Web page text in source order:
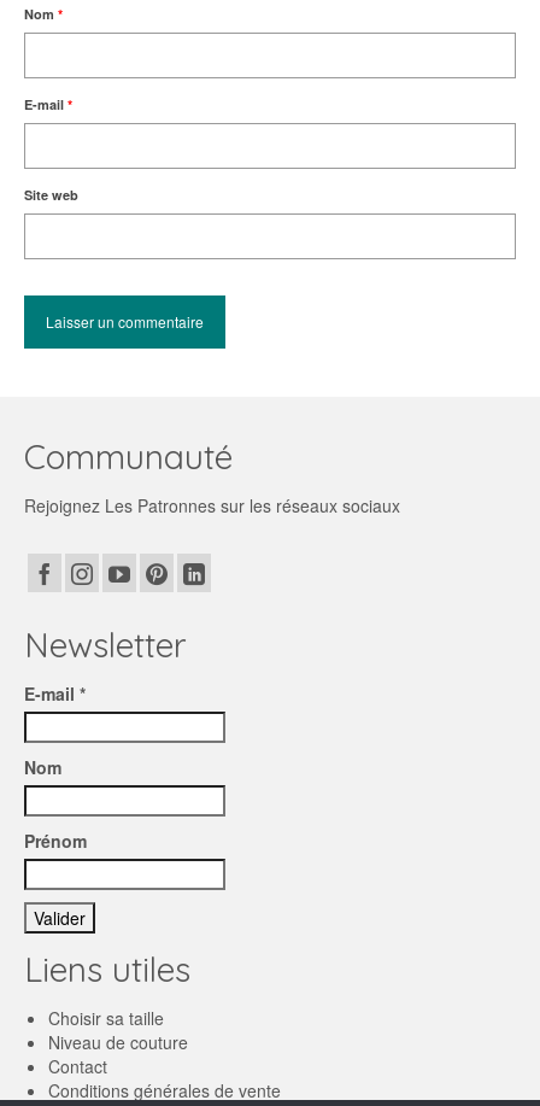
Nom *
E-mail *
Site web
Communauté
Rejoignez Les Patronnes sur les réseaux sociaux
Newsletter
E-mail *
Nom
Prénom
Liens utiles
Choisir sa taille
Niveau de couture
Contact
Conditions générales de vente